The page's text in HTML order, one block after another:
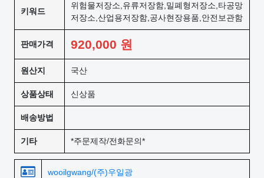
키워드
위험물저장소,유류저장함,밀폐형저장소,타공망
저장소,산업용저장함,공사현장용품,안전보관함
판매가격 920,000 원
원산지 국산
상품상태 신상품
배송방법
기타 *주문제작/전화문의*
wooilgwang/(주)우일광